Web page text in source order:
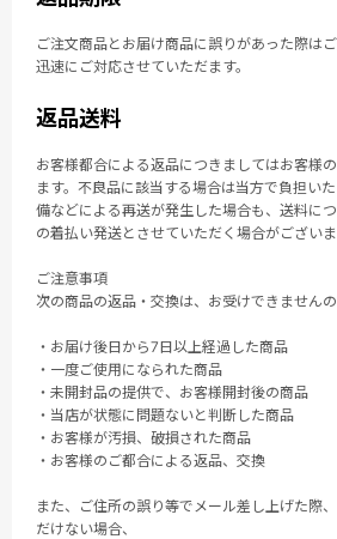
ご注文商品とお届け商品に誤りがあった際はご
迅速にご対応させていただます。
返品送料
お客様都合による返品につきましてはお客様
ます。不良品に該当する場合は当方で負担い
備などによる再送が発生した場合も、送料に
の着払い発送とさせていただく場合がござい
ご注意事項
次の商品の返品・交換は、お受けできませんの
・お届け後日から7日以上経過した商品
・一度ご使用になられた商品
・未開封品の提供で、お客様開封後の商品
・当店が状態に問題ないと判断した商品
・お客様が汚損、破損された商品
・お客様のご都合による返品、交換
また、ご住所の誤り等でメール差し上げた際
だけない場合、